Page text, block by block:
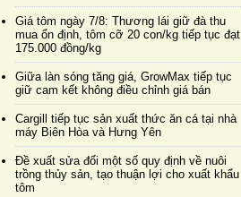
Giá tôm ngày 7/8: Thương lái giữ đà thu
mua ổn định, tôm cỡ 20 con/kg tiếp tục đạt
175.000 đồng/kg
Giữa làn sóng tăng giá, GrowMax tiếp tục
giữ cam kết không điều chỉnh giá bán
Cargill tiếp tục sản xuất thức ăn cá tại nhà
máy Biên Hòa và Hưng Yên
Đề xuất sửa đổi một số quy định về nuôi
trồng thủy sản, tạo thuận lợi cho xuất khẩu
tôm